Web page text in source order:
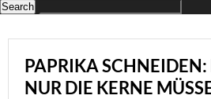
PAPRIKA
NUR DIE KERNE